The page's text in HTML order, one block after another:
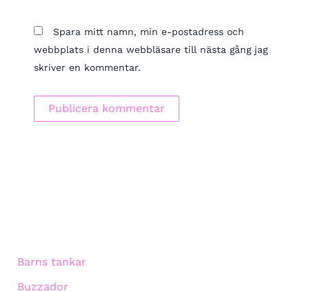
Spara mitt namn, min e-postadress och
webbplats i denna webbläsare till nästa gång jag
skriver en kommentar.
Barns tankar
Buzzador